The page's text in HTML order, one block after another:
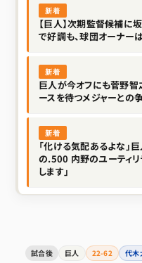
新着
【巨人】次期監督候補に
で好調も、球団オーナー
新着
巨人が今オフにも菅野
ースを待つメジャーとの
新着
「化ける気配あるよな
の.500 内野のユーティリ
します」
試合後 巨人 22-62 代木